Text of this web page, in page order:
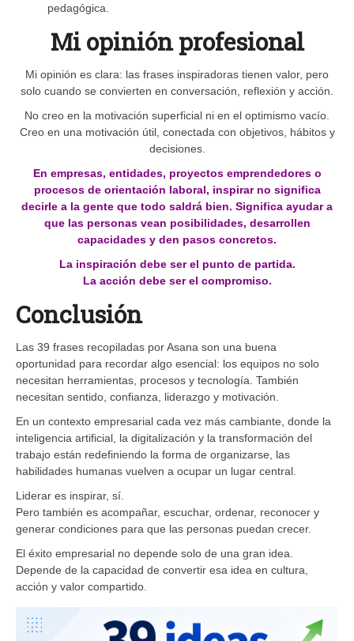
pedagógica.
Mi opinión profesional
Mi opinión es clara: las frases inspiradoras tienen valor, pero
solo cuando se convierten en conversación, reflexión y acción.
No creo en la motivación superficial ni en el optimismo vacío.
Creo en una motivación útil, conectada con objetivos, hábitos y
decisiones.
En empresas, entidades, proyectos emprendedores o
procesos de orientación laboral, inspirar no significa
decirle a la gente que todo saldrá bien. Significa ayudar a
que las personas vean posibilidades, desarrollen
capacidades y den pasos concretos.
La inspiración debe ser el punto de partida.
La acción debe ser el compromiso.
Conclusión
Las 39 frases recopiladas por Asana son una buena
oportunidad para recordar algo esencial: los equipos no solo
necesitan herramientas, procesos y tecnología. También
necesitan sentido, confianza, liderazgo y motivación.
En un contexto empresarial cada vez más cambiante, donde la
inteligencia artificial, la digitalización y la transformación del
trabajo están redefiniendo la forma de organizarse, las
habilidades humanas vuelven a ocupar un lugar central.
Liderar es inspirar, sí.
Pero también es acompañar, escuchar, ordenar, reconocer y
generar condiciones para que las personas puedan crecer.
El éxito empresarial no depende solo de una gran idea.
Depende de la capacidad de convertir esa idea en cultura,
acción y valor compartido.